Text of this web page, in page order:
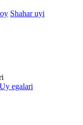
Shahar uyi
Uy egalari